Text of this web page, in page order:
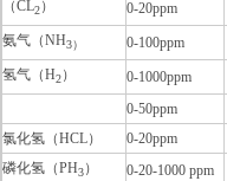
（CL2） 0-20ppm
氨气（NH3） 0-100ppm
氢气（H2） 0-1000ppm
0-50ppm
氯化氢（HCL）
0-20ppm
磷化氢（PH3） 0-20-1000 ppm